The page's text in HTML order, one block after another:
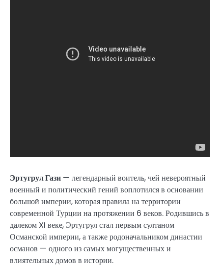
Эртугрул Гази — легендарный воитель, чей невероятный
военный и политический гений воплотился в основании
большой империи, которая правила на территории
современной Турции на протяжении 6 веков. Родившись в
далеком XI веке, Эртугрул стал первым султаном
Османской империи, а также родоначальником династии
османов — одного из самых могущественных и
влиятельных домов в истории.